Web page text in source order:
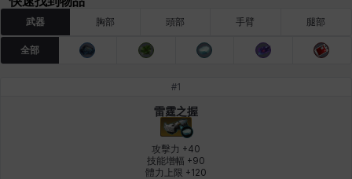
洛茲 海因茨 玹雨 珍妮 琪婭拉 瑪蒂娜
秀凱 秀雅
武器 胸部 頭部 手臂 腿部
全部
#1
雷霆之握
攻擊力 +40
技能增幅 +90
體力上限 +120